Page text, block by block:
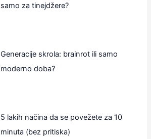
samo za tinejdžere?
Generacije skrola: brainrot ili samo
moderno doba?
5 lakih načina da se povežete za 10
minuta (bez pritiska)